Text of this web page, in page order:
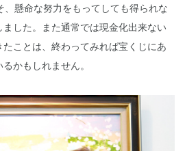
懸命な努力をもってしても得られな
した。また通常では現金化出来ない
ことは、終わってみれば宝くじにあ
かもしれません。